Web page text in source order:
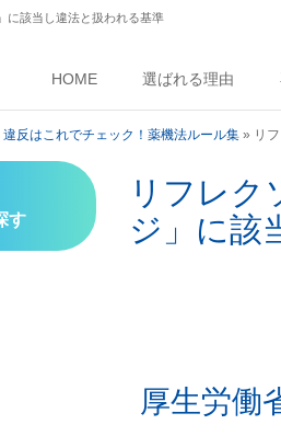
に該当し違法と扱われる基準
HOME 選ばれる理由
反はこれでチェック！薬機法ルール集 » リ
リフレク
ジ」に該
厚生労働
す